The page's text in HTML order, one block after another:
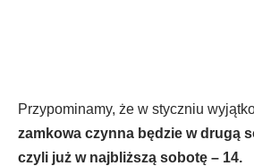
Przypominamy, że w styczniu
zamkowa czynna będzie w drugą
czyli już w najbliższą sobotę – 14.